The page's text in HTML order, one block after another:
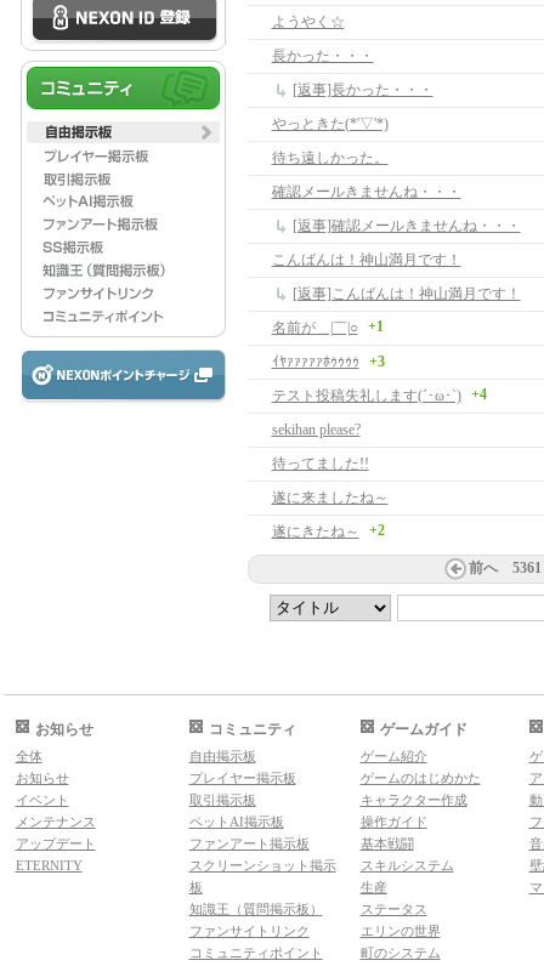
ようやく☆
長かった・・・
[返事]長かった・・・
やっときた(*'▽'*)
待ち遠しかった。
確認メールきませんね・・・
[返事]確認メールきませんね・・・
こんばんは！神山満月です！
[返事]こんばんは！神山満月です！
名前が＿|￣|○
+1
ｲﾔｧｧｧｧｧﾎｩｩｩｩ
+3
テスト投稿失礼します(´･ω･`)
+4
sekihan please?
待ってました!!
遂に来ましたね～
遂にきたね～
+2
前へ 5361
お知らせ
全体
お知らせ
イベント
メンテナンス
アップデート
ETERNITY
コミュニティ
自由掲示板
プレイヤー掲示板
取引掲示板
ペットAI掲示板
ファンアート掲示板
スクリーンショット掲示
板
知識王（質問掲示板）
ファンサイトリンク
コミュニティポイント
ゲームガイド
ゲーム紹介
ゲームのはじめかた
キャラクター作成
操作ガイド
基本戦闘
スキルシステム
生産
ステータス
エリンの世界
町のシステム